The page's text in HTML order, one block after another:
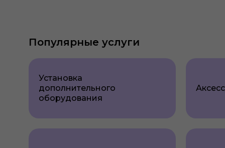
Популярные услуги
Установка
дополнительного
оборудования